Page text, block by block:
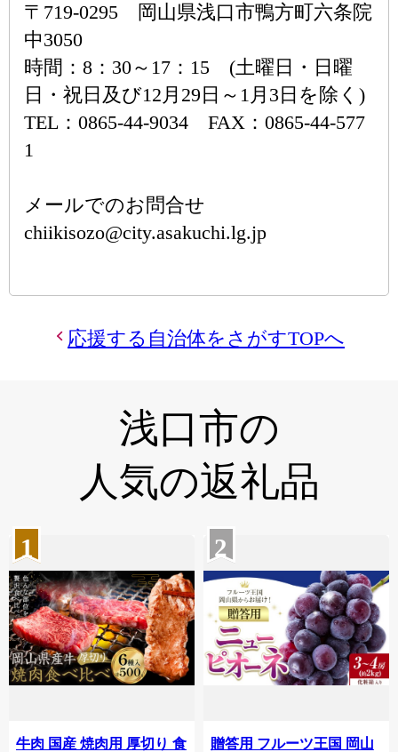
〒719-0295 岡山県浅口市鴨方町六条院
中3050
時間：8：30～17：15 (土曜日・日曜
日・祝日及び12月29日～1月3日を除く)
TEL：0865-44-9034 FAX：0865-44-577
1
メールでのお問合せ
chiikisozo@city.asakuchi.lg.jp
応援する自治体をさがすTOPへ
浅口市の
人気の返礼品
1
牛肉 国産 焼肉用 厚切り 食
2
贈答用 フルーツ王国 岡山